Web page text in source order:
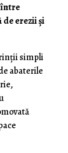
erezii și
simpli
abaterile